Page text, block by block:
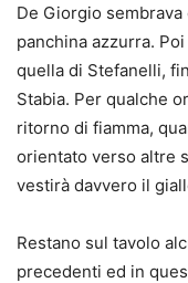
De Giorgio
panchina azzurra.
quella di Stefanelli,
Stabia. Per qualche
ritorno di fiamma,
orientato verso altre
vestirà davvero il
Restano sul tavolo
precedenti ed in